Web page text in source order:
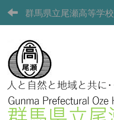
群馬県立尾瀬高等学校